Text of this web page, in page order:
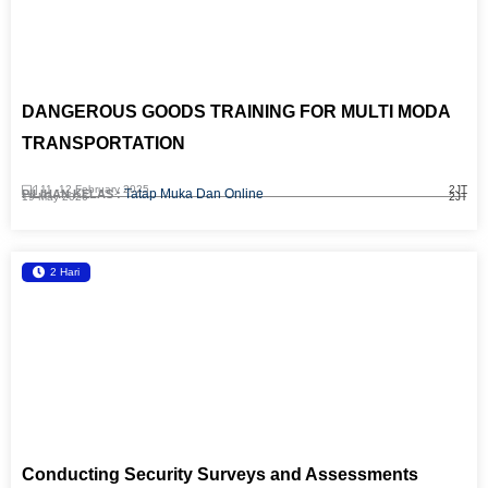
DANGEROUS GOODS TRAINING FOR MULTI MODA
TRANSPORTATION
PILIHAN KELAS :Tatap Muka Dan Online
19 May 2026 2JT
11 -12 February 2025 2JT
2 Hari
Conducting Security Surveys and Assessments